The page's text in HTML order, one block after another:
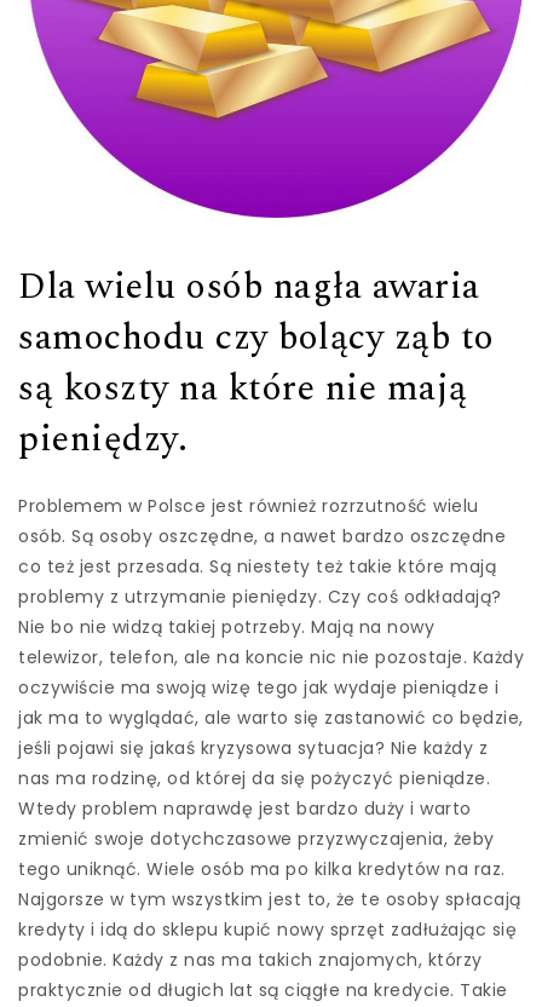
Dla wielu osób nagła awaria
samochodu czy bolący ząb to
są koszty na które nie mają
pieniędzy.
Problemem w Polsce jest również rozrzutność wielu
osób. Są osoby oszczędne, a nawet bardzo oszczędne
co też jest przesada. Są niestety też takie które mają
problemy z utrzymanie pieniędzy. Czy coś odkładają?
Nie bo nie widzą takiej potrzeby. Mają na nowy
telewizor, telefon, ale na koncie nic nie pozostaje. Każdy
oczywiście ma swoją wizę tego jak wydaje pieniądze i
jak ma to wyglądać, ale warto się zastanowić co będzie,
jeśli pojawi się jakaś kryzysowa sytuacja? Nie każdy z
nas ma rodzinę, od której da się pożyczyć pieniądze.
Wtedy problem naprawdę jest bardzo duży i warto
zmienić swoje dotychczasowe przyzwyczajenia, żeby
tego uniknąć. Wiele osób ma po kilka kredytów na raz.
Najgorsze w tym wszystkim jest to, że te osoby spłacają
kredyty i idą do sklepu kupić nowy sprzęt zadłużając się
podobnie. Każdy z nas ma takich znajomych, którzy
praktycznie od długich lat są ciągłe na kredycie. Takie